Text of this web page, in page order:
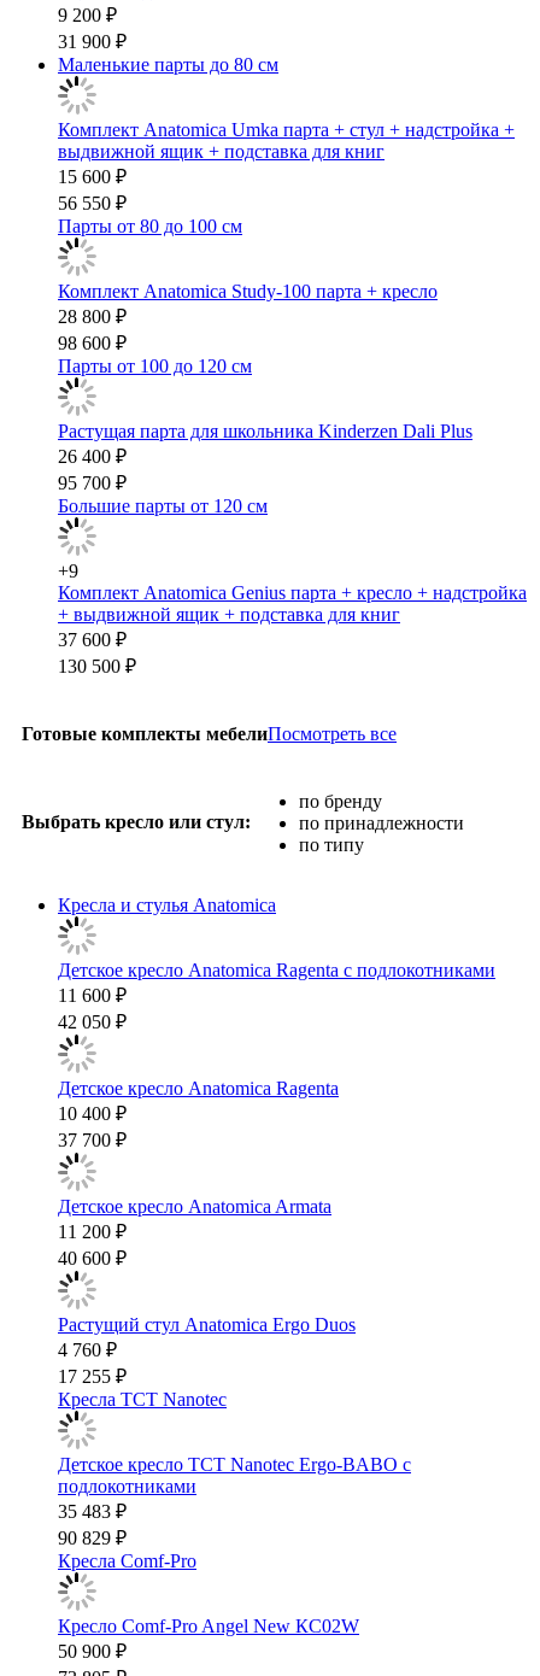
9 200 ₽
31 900 ₽
Маленькие парты до 80 см
Комплект Anatomica Umka парта + стул + надстройка +
выдвижной ящик + подставка для книг
15 600 ₽
56 550 ₽
Парты от 80 до 100 см
Комплект Anatomica Study-100 парта + кресло
28 800 ₽
98 600 ₽
Парты от 100 до 120 см
Растущая парта для школьника Kinderzen Dali Plus
26 400 ₽
95 700 ₽
Большие парты от 120 см
+9
Комплект Anatomica Genius парта + кресло + надстройка
+ выдвижной ящик + подставка для книг
37 600 ₽
130 500 ₽
Готовые комплекты мебелиПосмотреть все
Выбрать кресло или стул:
по бренду
по принадлежности
по типу
Кресла и стулья Anatomica
Детское кресло Anatomica Ragenta с подлокотниками
11 600 ₽
42 050 ₽
Детское кресло Anatomica Ragenta
10 400 ₽
37 700 ₽
Детское кресло Anatomica Armata
11 200 ₽
40 600 ₽
Растущий стул Anatomica Ergo Duos
4 760 ₽
17 255 ₽
Кресла TCT Nanotec
Детское кресло TCT Nanotec Ergo-BABO с
подлокотниками
35 483 ₽
90 829 ₽
Кресла Comf-Pro
Кресло Comf-Pro Angel New КС02W
50 900 ₽